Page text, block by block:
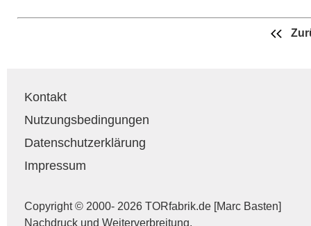
Kontakt
Nutzungsbedingungen
Datenschutzerklärung
Impressum
Copyright © 2000- 2026 TORfabrik.de [Marc Basten]
Nachdruck und Weiterverbreitung,